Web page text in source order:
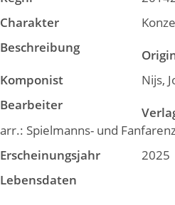
Charakter
Beschreibung
Komponist
Nijs,
Bearbeiter
arr.: Spielmanns- und
Erscheinungsjahr
2025
Lebensdaten